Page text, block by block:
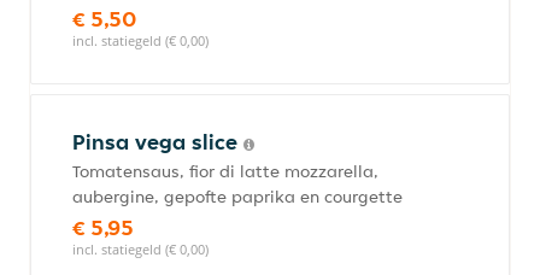
€ 5,50
incl. statiegeld (€ 0,00)
Pinsa vega slice
Tomatensaus, fior di latte mozzarella,
aubergine, gepofte paprika en courgette
€ 5,95
incl. statiegeld (€ 0,00)